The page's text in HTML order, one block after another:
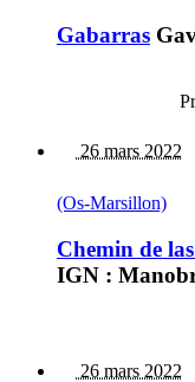
Gabarras
26 mars 2022
(Os-Marsillon)
Chemin de
IGN :
26 mars 2022